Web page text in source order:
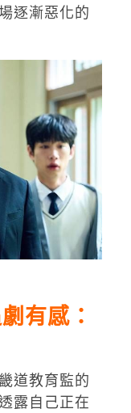
逐漸惡化的
有感：
道教育監的
露自己正在